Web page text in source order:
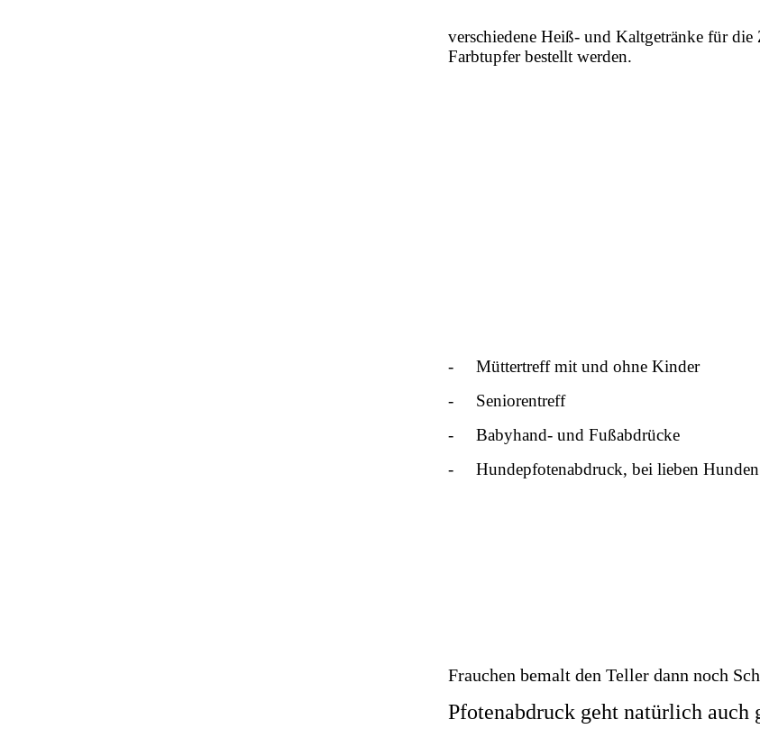
verschiedene Heiß- und Kaltgetränke für
Farbtupfer bestellt werden.
- Müttertreff mit und ohne Kinder
- Seniorentreff
- Babyhand- und Fußabdrücke
- Hundepfotenabdruck, bei lieben
Frauchen bemalt den Teller dann noch
Pfotenabdruck geht natürlich auch